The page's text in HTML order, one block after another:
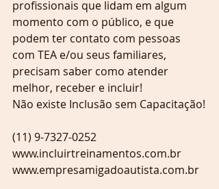
profissionais que lidam em algum
momento com o público, e que
podem ter contato com pessoas
com TEA e/ou seus familiares,
precisam saber como atender
melhor, receber e incluir!
Não existe Inclusão sem Capacitação!
(11) 9-7327-0252
www.incluirtreinamentos.com.br
www.empresamigadoautista.com.br